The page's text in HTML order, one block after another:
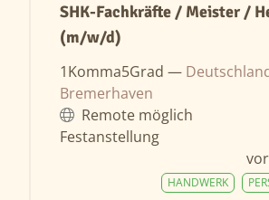
SHK-Fachkräfte / Meister /
(m/w/d)
1Komma5Grad —
Bremerhaven
Remote möglich
Festanstellung
HANDWERK